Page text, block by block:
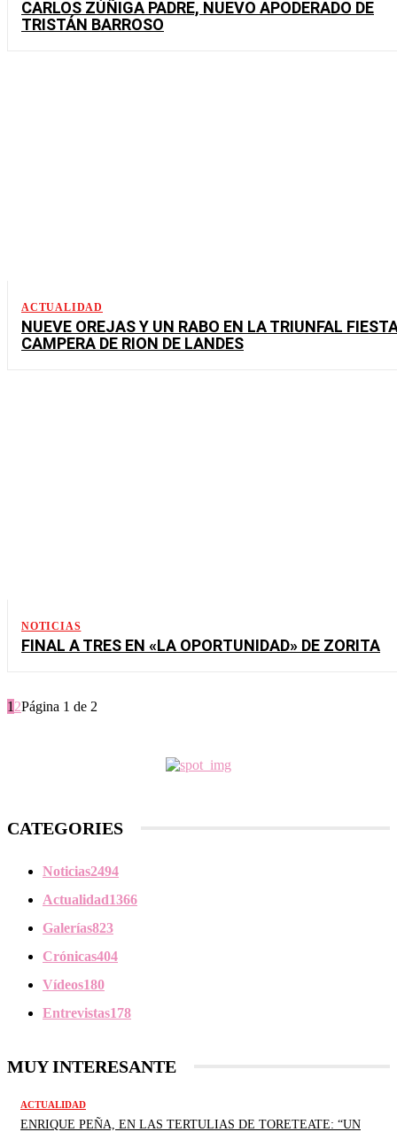
CARLOS ZÚÑIGA PADRE, NUEVO APODERADO DE
TRISTÁN BARROSO
ACTUALIDAD
NUEVE OREJAS Y UN RABO EN LA TRIUNFAL
CAMPERA DE RION DE LANDES
NOTICIAS
FINAL A TRES EN «LA OPORTUNIDAD» DE ZORITA
1 2Página 1 de 2
CATEGORIES
Noticias2494
Actualidad1366
Galerías823
Crónicas404
Vídeos180
Entrevistas178
MUY INTERESANTE
ACTUALIDAD
ENRIQUE PEÑA, EN LAS TERTULIAS DE TORETEATE: “UN